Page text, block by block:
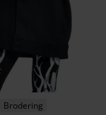
Brodering